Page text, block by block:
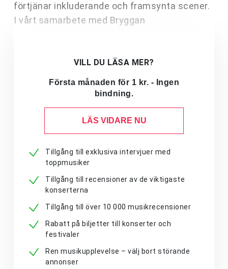
förtjänar inkluderande och framsynta scener.
I vårt samarbete med Bryggan
VILL DU LÄSA MER?
Första månaden för 1 kr. - Ingen
bindning.
LÄS VIDARE NU
Tillgång till exklusiva intervjuer med
toppmusiker
Tillgång till recensioner av de viktigaste
konserterna
Tillgång till över 10 000 musikrecensioner
Rabatt på biljetter till konserter och
festivaler
Ren musikupplevelse – välj bort störande
annonser